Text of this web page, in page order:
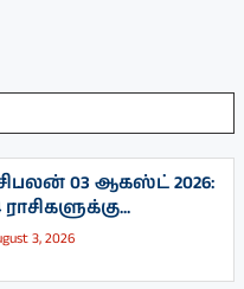
03 ஆகஸ்ட் 2026:
3, 2026